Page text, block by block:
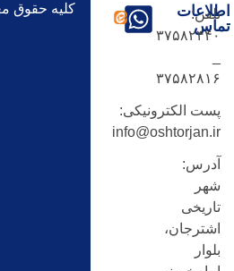
اطلاعات
تماس
تلفن:
۳۷۵۸۲۴۴۰
۳۷۵۸۲۸۱۶
پست الکترونیکی:
info@oshtorjan.ir
آدرس:
شهر
تاریخی
اشترجان،
بلوار
کلیه حقوق